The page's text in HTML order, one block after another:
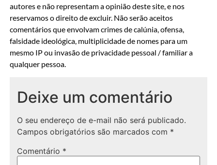
autores e não representam a opinião deste site, e nos
reservamos o direito de excluir. Não serão aceitos
comentários que envolvam crimes de calúnia, ofensa,
falsidade ideológica, multiplicidade de nomes para um
mesmo IP ou invasão de privacidade pessoal / familiar a
qualquer pessoa.
Deixe um comentário
O seu endereço de e-mail não será publicado.
Campos obrigatórios são marcados com *
Comentário *